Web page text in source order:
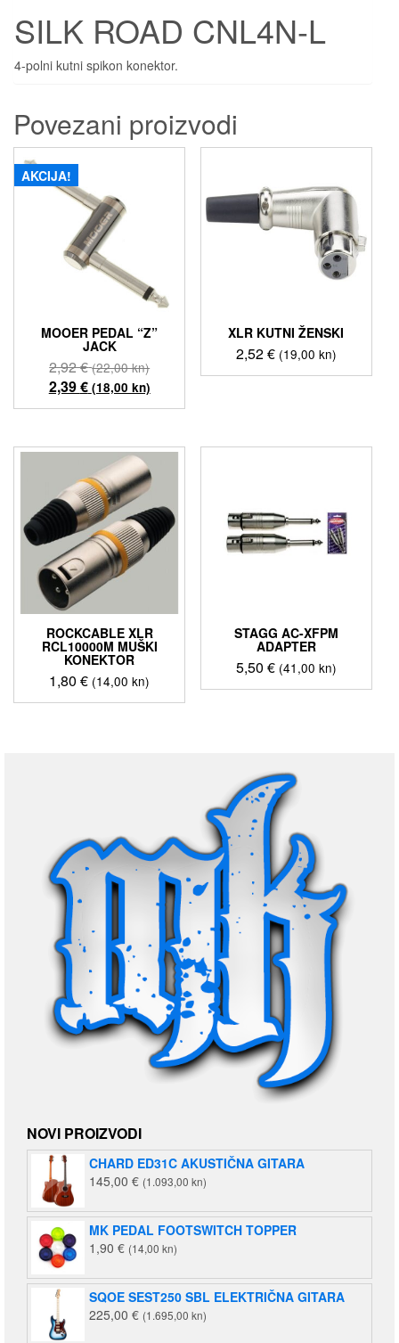
SILK ROAD CNL4N-L
4-polni kutni spikon konektor.
Povezani proizvodi
AKCIJA!
MOOER PEDAL “Z”
JACK
2,92€ (22,00 kn)Izvorna
cijena
bila
2,92 €
kn).
2,39€ (18,00 kn)Trenutna
cijena
2,39 €
kn).
XLR KUTNI ŽENSKI
2,52€ (19,00 kn)
ROCKCABLE XLR
RCL10000M MUŠKI
KONEKTOR
1,80€ (14,00 kn)
STAGG AC-XFPM
ADAPTER
5,50 € (41,00 kn)
NOVI PROIZVODI
CHARD ED31C AKUSTIČNA GITARA
145,00 € (1.093,00 kn)
MK PEDAL FOOTSWITCH TOPPER
1,90 € (14,00 kn)
SQOE SEST250 SBL ELEKTRIČNA GITARA
225,00 € (1.695,00 kn)